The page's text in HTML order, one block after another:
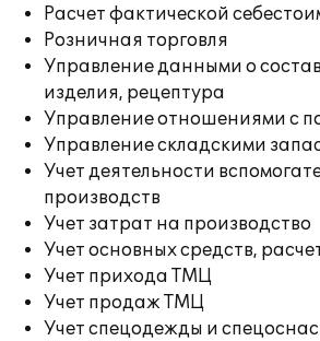
Расчет фактической
Розничная торговля
Управление данными о
изделия, рецептура
Управление отношениями с
Управление складскими
Учет деятельности
производств
Учет затрат на производство
Учет основных средств,
Учет прихода ТМЦ
Учет продаж ТМЦ
Учет спецодежды и